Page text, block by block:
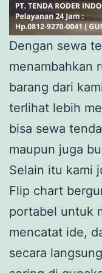
Dengan sewa
menambahkan
barang dari
terlihat lebih
bisa sewa
maupun juga
Selain itu kami
Flip chart
portabel untuk
mencatat ide,
secara